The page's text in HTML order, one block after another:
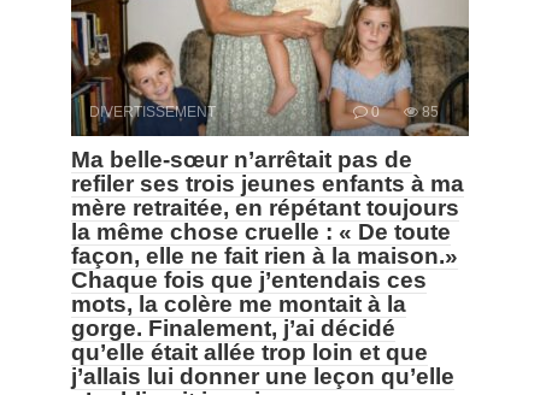
DIVERTISSEMENT 0 85
Ma belle-sœur n’arrêtait pas de
refiler ses trois jeunes enfants à ma
mère retraitée, en répétant toujours
la même chose cruelle : « De toute
façon, elle ne fait rien à la maison.»
Chaque fois que j’entendais ces
mots, la colère me montait à la
gorge. Finalement, j’ai décidé
qu’elle était allée trop loin et que
j’allais lui donner une leçon qu’elle